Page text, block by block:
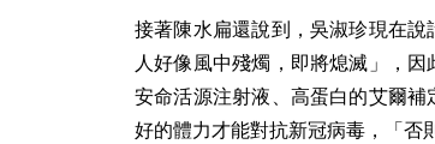
接著陳水扁還說到，吳淑珍現在
人好像風中殘燭，即將熄滅」，
安命活源注射液、高蛋白的艾爾
好的體力才能對抗新冠病毒，「否